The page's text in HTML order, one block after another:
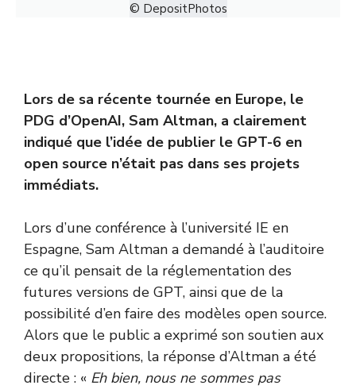
© DepositPhotos
Lors de sa récente tournée en Europe, le
PDG d’OpenAI, Sam Altman, a clairement
indiqué que l’idée de publier le GPT-6 en
open source n’était pas dans ses projets
immédiats.
Lors d’une conférence à l’université IE en
Espagne, Sam Altman a demandé à l’auditoire
ce qu’il pensait de la réglementation des
futures versions de GPT, ainsi que de la
possibilité d’en faire des modèles open source.
Alors que le public a exprimé son soutien aux
deux propositions, la réponse d’Altman a été
directe : « Eh bien, nous ne sommes pas